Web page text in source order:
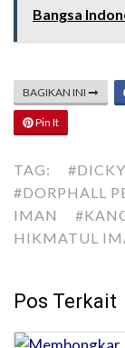
Bangsa
BAGIKAN INI
Pin It
TAG:
#DORPHALL
IMAN
HIKMATUL
Pos Terkait